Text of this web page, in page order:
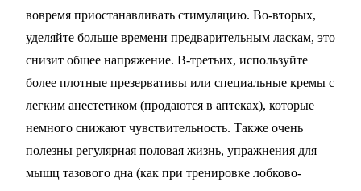
вовремя приостанавливать стимуляцию. Во-вторых,
уделяйте больше времени предварительным ласкам, это
снизит общее напряжение. В-третьих, используйте
более плотные презервативы или специальные кремы с
легким анестетиком (продаются в аптеках), которые
немного снижают чувствительность. Также очень
полезны регулярная половая жизнь, упражнения для
мышц тазового дна (как при тренировке лобково-